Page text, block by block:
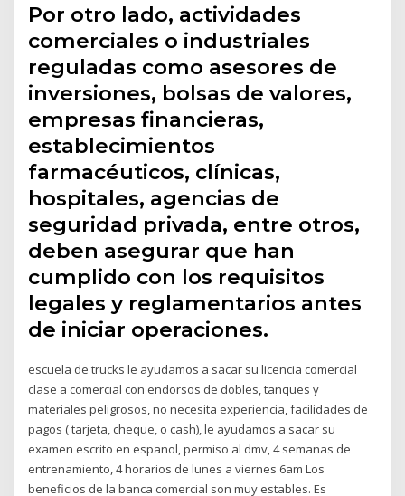
Por otro lado, actividades
comerciales o industriales
reguladas como asesores de
inversiones, bolsas de valores,
empresas financieras,
establecimientos
farmacéuticos, clínicas,
hospitales, agencias de
seguridad privada, entre otros,
deben asegurar que han
cumplido con los requisitos
legales y reglamentarios antes
de iniciar operaciones.
escuela de trucks le ayudamos a sacar su licencia comercial
clase a comercial con endorsos de dobles, tanques y
materiales peligrosos, no necesita experiencia, facilidades de
pagos ( tarjeta, cheque, o cash), le ayudamos a sacar su
examen escrito en espanol, permiso al dmv, 4 semanas de
entrenamiento, 4 horarios de lunes a viernes 6am Los
beneficios de la banca comercial son muy estables. Es